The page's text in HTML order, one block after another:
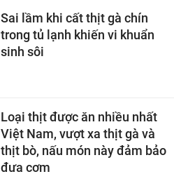
Sai lầm khi cất thịt gà chín
trong tủ lạnh khiến vi khuẩn
sinh sôi
Loại thịt được ăn nhiều nhất
Việt Nam, vượt xa thịt gà và
thịt bò, nấu món này đảm bảo
đưa cơm